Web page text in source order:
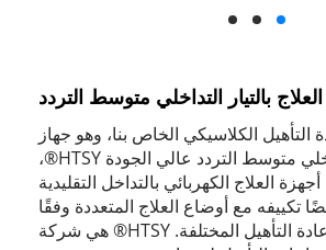
بالتيار التداخلي متوسط ​​التردد
التأهيل الكلاسيكي الخاص بنا، وهو جهاز
العلاج بالتيار التداخلي متوسط ​​التردد عالي الجودة HTSY®،
العلاج الكهربائي بالتداخل التقليدية
تكييفه مع أوضاع العلاج المتعددة وفقًا
لاحتياجات إعادة التأهيل المختلفة. HTSY® هي شركة